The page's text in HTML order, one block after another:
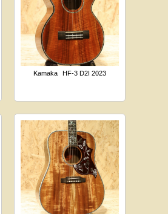
Kamaka HF-3 D2I 2023